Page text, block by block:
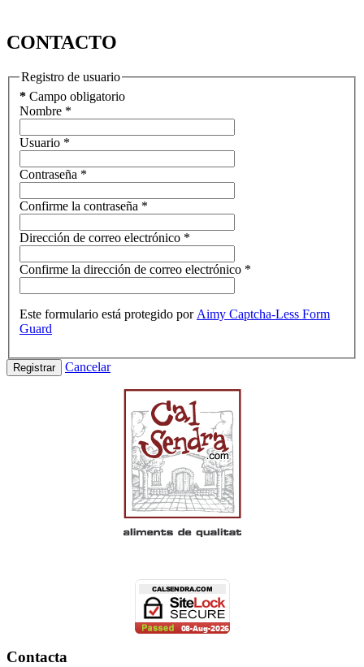
CONTACTO
Registro de usuario
* Campo obligatorio
Nombre *
Usuario *
Contraseña *
Confirme la contraseña *
Dirección de correo electrónico *
Confirme la dirección de correo electrónico *
Este formulario está protegido por Aimy Captcha-Less Form
Guard
Registrar Cancelar
Contacta